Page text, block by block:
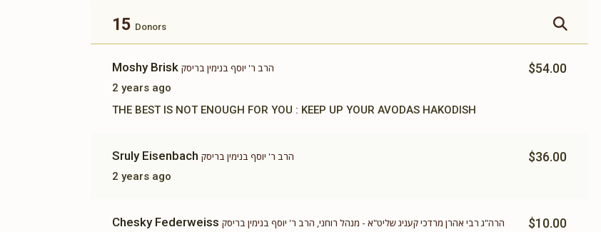
$100.00
15 Donors
Moshy Brisk הרב ר' יוסף בנימין בריסק
2 years ago
$54.00
THE BEST IS NOT ENOUGH FOR YOU : KEEP UP YOUR AVODAS HAKODISH
Sruly Eisenbach הרב ר' יוסף בנימין בריסק
2 years ago
$36.00
Chesky Federweiss הרה"ג רבי אהרן מרדכי קעניג שליט"א - מנהל רוחני, הרב ר' יוסף בנימין בריסק
$10.00